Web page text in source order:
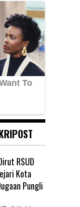
RSUD
Kota
Pungli